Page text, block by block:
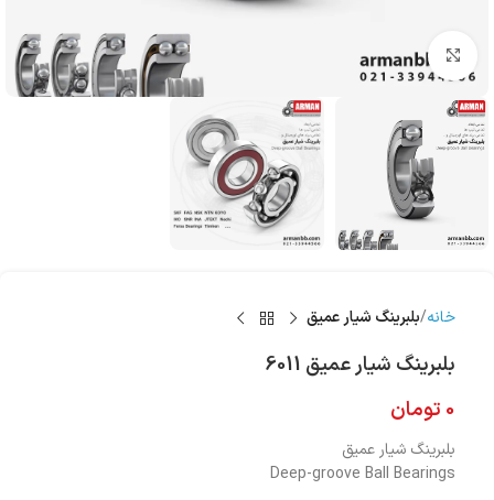
بزرگنمایی تصویر
خانه بلبرینگ شیار عمیق
بلبرینگ شیار عمیق 6011
0 تومان
بلبرینگ شیار عمیق
Deep-groove Ball Bearings